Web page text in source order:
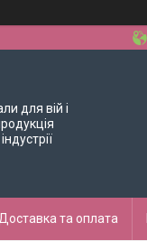
для вій і
Доставка та оплата